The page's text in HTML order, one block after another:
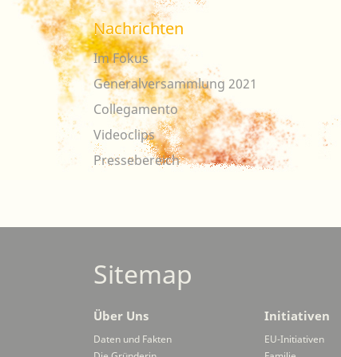
Nachrichten
Im Fokus
Generalversammlung 2021
Collegamento
Videoclips
Pressebereich
Sitemap
Über Uns
Daten und Fakten
Initiativen
EU-Initiativen